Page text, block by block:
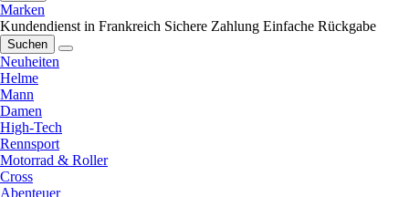
Marken
Kundendienst in Frankreich Sichere Zahlung Einfache Rückgabe
Suchen
Neuheiten
Helme
Mann
Damen
High-Tech
Rennsport
Motorrad & Roller
Cross
Abenteuer